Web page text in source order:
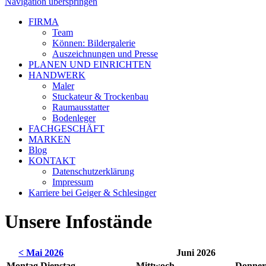
FIRMA
Team
Können: Bildergalerie
Auszeichnungen und Presse
PLANEN UND EINRICHTEN
HANDWERK
Maler
Stuckateur & Trockenbau
Raumausstatter
Bodenleger
FACHGESCHÄFT
MARKEN
Blog
KONTAKT
Datenschutzerklärung
Impressum
Karriere bei Geiger & Schlesinger
Unsere Infostände
< Mai 2026 Juni 2026